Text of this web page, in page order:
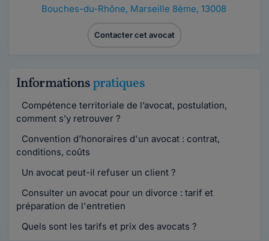
Bouches-du-Rhône, Marseille 8ème, 13008
Contacter cet avocat
Informationspratiques
Compétence territoriale de l’avocat, postulation,
comment s’y retrouver ?
Convention d’honoraires d'un avocat : contrat,
conditions, coûts
Un avocat peut-il refuser un client ?
Consulter un avocat pour un divorce : tarif et
préparation de l'entretien
Quels sont les tarifs et prix des avocats ?